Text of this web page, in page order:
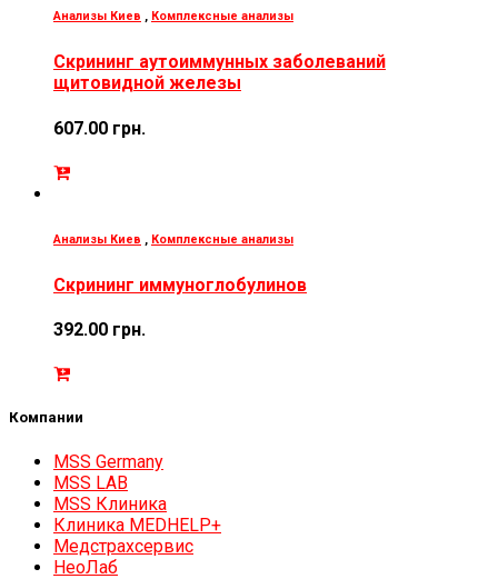
Анализы Киев , Комплексные анализы
Скрининг аутоиммунных заболеваний
щитовидной железы
607.00 грн.
Анализы Киев , Комплексные анализы
Скрининг иммуноглобулинов
392.00 грн.
Компании
MSS Germany
MSS LAB
MSS Клиника
Клиника MEDHELP+
Медстрахсервис
НеоЛаб